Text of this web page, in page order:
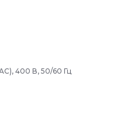
400 В, 50/60 Гц